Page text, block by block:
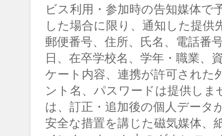
ビス利用・参加時の告知媒体で
した場合に限り、通知した提
郵便番号、住所、氏名、電話番
日、在卒学校名、学年・職業、
ケート内容、連携が許可された
ント名、パスワードは提供し
は、訂正・追加後の個人データ
安全な措置を講じた磁気媒体、